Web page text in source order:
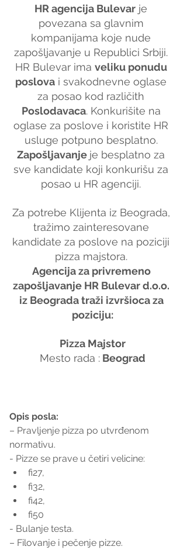
HR agencija Bulevar je
povezana sa glavnim
kompanijama koje nude
zapošljavanje u Republici Srbiji.
HR Bulevar ima veliku ponudu
poslova i svakodnevne oglase
za posao kod različith
Poslodavaca. Konkurišite na
oglase za poslove i koristite HR
usluge potpuno besplatno.
Zapošljavanje je besplatno za
sve kandidate koji konkurišu za
posao u HR agenciji.
Za potrebe Klijenta iz Beograda,
tražimo zainteresovane
kandidate za poslove na poziciji
pizza majstora.
Agencija za privremeno
zapošljavanje HR Bulevar d.o.o.
iz Beograda traži izvršioca za
poziciju:
Pizza Majstor
Mesto rada : Beograd
Opis posla:
– Pravljenje pizza po utvrđenom
normativu.
- Pizze se prave u četiri velicine:
fi27,
fi32,
fi42,
fi50
- Bulanje testa.
– Filovanje i pečenje pizze.